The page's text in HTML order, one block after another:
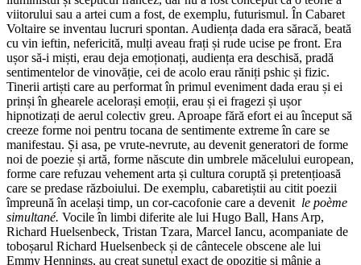
viitorului sau a artei cum a fost, de exemplu, futurismul. În Cabaret
Voltaire se inventau lucruri spontan. Audiența dada era săracă, beată
cu vin ieftin, nefericită, mulți aveau frați și rude ucise pe front. Era
ușor să-i miști, erau deja emoționați, audiența era deschisă, pradă
sentimentelor de vinovăție, cei de acolo erau răniți pshic și fizic.
Tinerii artiști care au performat în primul eveniment dada erau și ei
prinși în ghearele acelorași emoții, erau și ei fragezi și ușor
hipnotizați de aerul colectiv greu. Aproape fără efort ei au început să
creeze forme noi pentru tocana de sentimente extreme în care se
manifestau. Și asa, pe vrute-nevrute, au devenit generatori de forme
noi de poezie și artă, forme născute din umbrele măcelului european,
forme care refuzau vehement arta și cultura coruptă și pretențioasă
care se predase războiului. De exemplu, cabaretiștii au citit poezii
împreună în același timp, un cor-cacofonie care a devenit le poème
simultané. Vocile în limbi diferite ale lui Hugo Ball, Hans Arp,
Richard Huelsenbeck, Tristan Tzara, Marcel Iancu, acompaniate de
toboșarul Richard Huelsenbeck și de cântecele obscene ale lui
Emmy Hennings, au creat sunetul exact de opoziție și mânie a